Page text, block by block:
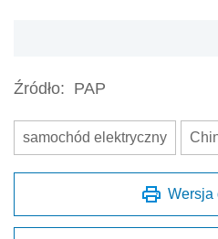
Źródło: PAP
samochód elektryczny
Wersja